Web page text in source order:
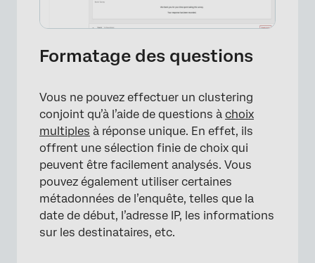
Formatage des questions
Vous ne pouvez effectuer un clustering
conjoint qu’à l’aide de questions à choix
multiples à réponse unique. En effet, ils
offrent une sélection finie de choix qui
peuvent être facilement analysés. Vous
pouvez également utiliser certaines
métadonnées de l’enquête, telles que la
date de début, l’adresse IP, les informations
sur les destinataires, etc.